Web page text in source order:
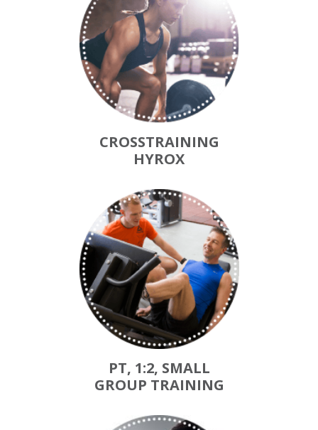
CROSSTRAINING
HYROX
PT, 1:2, SMALL
GROUP TRAINING